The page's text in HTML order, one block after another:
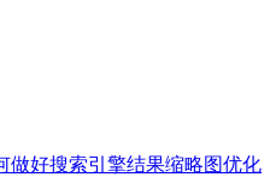
做好搜索引擎结果缩略图优化